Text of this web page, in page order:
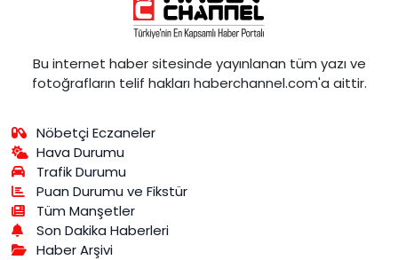
Bu internet haber sitesinde yayınlanan tüm yazı ve
fotoğrafların telif hakları haberchannel.com'a aittir.
Nöbetçi Eczaneler
Hava Durumu
Trafik Durumu
Puan Durumu ve Fikstür
Tüm Manşetler
Son Dakika Haberleri
Haber Arşivi